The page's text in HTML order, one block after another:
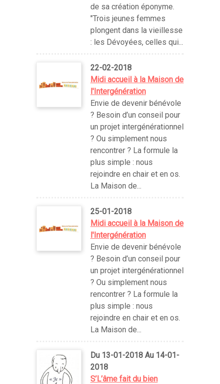
de sa création éponyme.
"Trois jeunes femmes
plongent dans la vieillesse
: les Dévoyées, celles qui...
22-02-2018
Midi accueil à la Maison de
l'Intergénération
Envie de devenir bénévole
? Besoin d’un conseil pour
un projet intergénérationnel
? Ou simplement nous
rencontrer ? La formule la
plus simple : nous
rejoindre en chair et en os.
La Maison de...
25-01-2018
Midi accueil à la Maison de
l'Intergénération
Envie de devenir bénévole
? Besoin d’un conseil pour
un projet intergénérationnel
? Ou simplement nous
rencontrer ? La formule la
plus simple : nous
rejoindre en chair et en os.
La Maison de...
Du 13-01-2018 Au 14-01-
2018
S’L’âme fait du bien